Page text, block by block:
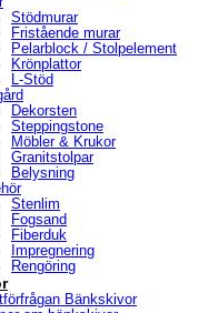
Stödmurar
Fristående murar
Pelarblock / Stolpelement
Krönplattor
L-Stöd
Dekorsten
Steppingstone
Möbler & Krukor
Granitstolpar
Belysning
Stenlim
Fogsand
Fiberduk
Impregnering
Rengöring
Bänkskivor